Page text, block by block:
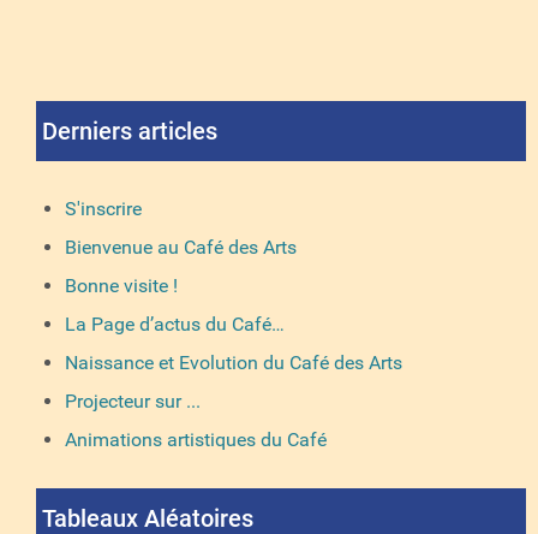
Derniers articles
S'inscrire
Bienvenue au Café des Arts
Bonne visite !
La Page d’actus du Café…
Naissance et Evolution du Café des Arts
Projecteur sur ...
Animations artistiques du Café
Tableaux Aléatoires